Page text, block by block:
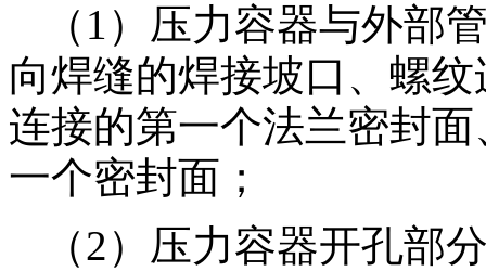
（1）压力容器与外部
向焊缝的焊接坡口、螺
连接的第一个法兰密封
一个密封面；
（2）压力容器开孔部